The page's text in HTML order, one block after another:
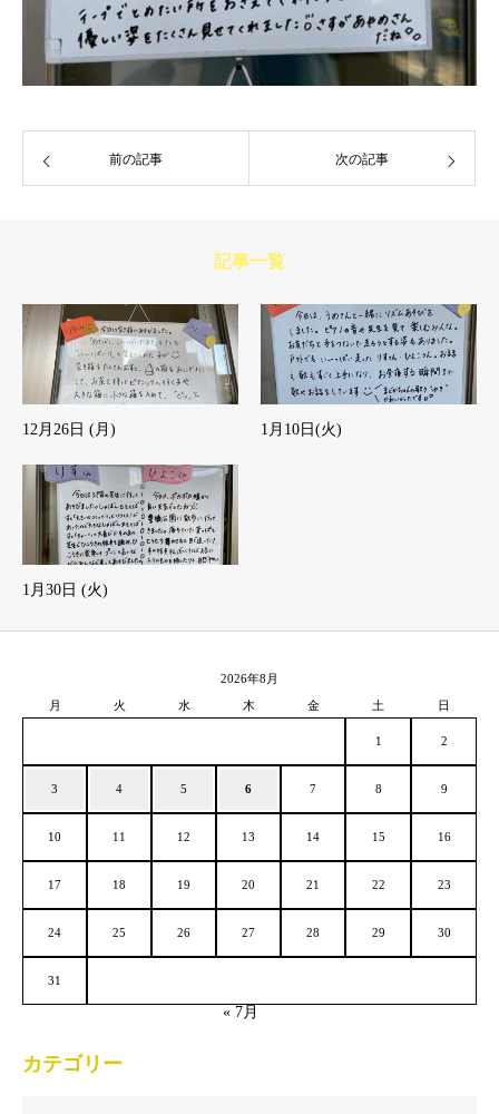
前の記事 次の記事
記事一覧
12月26日 (月) 1月10日(火)
1月30日 (火)
2026年8月
月
火 水 木 金 土 日
1 2
3 4 5 6 7 8 9
10 11 12 13 14 15 16
17 18 19 20 21 22 23
24 25 26 27 28 29 30
31
« 7月
カテゴリー